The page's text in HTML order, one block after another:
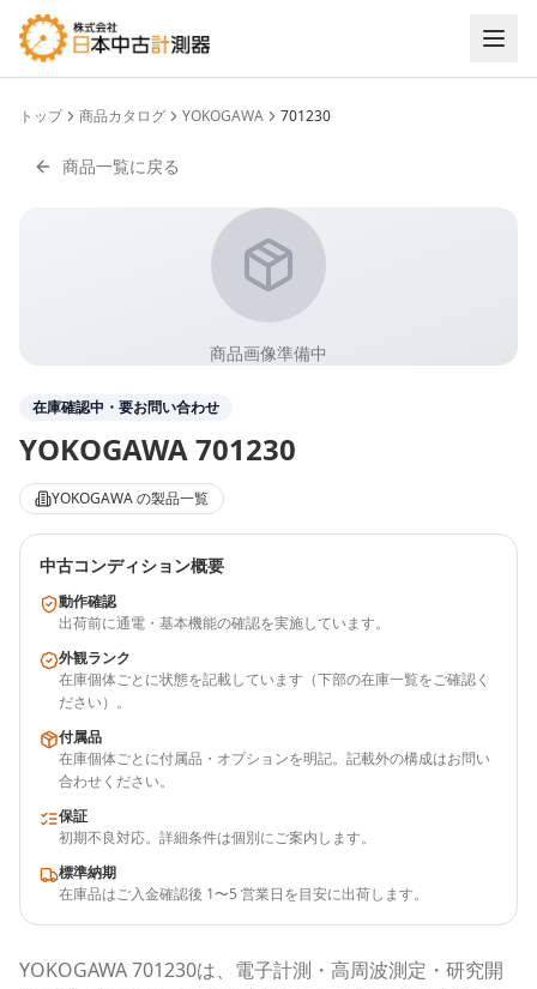
トップ 商品カタログ YOKOGAWA 701230
商品一覧に戻る
商品画像準備中
在庫確認中・要お問い合わせ
YOKOGAWA701230
YOKOGAWAの製品一覧
中古コンディション概要
動作確認
出荷前に通電・基本機能の確認を実施しています。
外観ランク
在庫個体ごとに状態を記載しています（下部の在庫一覧をご確認く
ださい）。
付属品
在庫個体ごとに付属品・オプションを明記。記載外の構成はお問い
合わせください。
保証
初期不良対応。詳細条件は個別にご案内します。
標準納期
在庫品はご入金確認後 1〜5 営業日を目安に出荷します。
YOKOGAWA701230は、電子計測・高周波測定・研究開